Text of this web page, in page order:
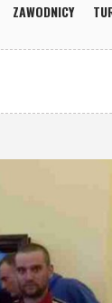
ZAWODNICY